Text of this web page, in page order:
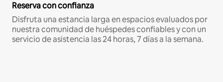
Reserva con confianza
Disfruta una estancia larga en espacios evaluados por
nuestra comunidad de huéspedes confiables y con un
servicio de asistencia las 24 horas, 7 días a la semana.